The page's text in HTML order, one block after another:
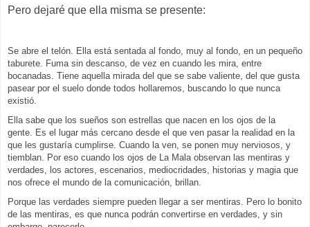
Pero dejaré que ella misma se presente:
Se abre el telón. Ella está sentada al fondo, muy al fondo, en un pequeño
taburete. Fuma sin descanso, de vez en cuando les mira, entre
bocanadas. Tiene aquella mirada del que se sabe valiente, del que gusta
pasear por el suelo donde todos hollaremos, buscando lo que nunca
existió.
Ella sabe que los sueños son estrellas que nacen en los ojos de la
gente. Es el lugar más cercano desde el que ven pasar la realidad en la
que les gustaría cumplirse. Cuando la ven, se ponen muy nerviosos, y
tiemblan. Por eso cuando los ojos de La Mala observan las mentiras y
verdades, los actores, escenarios, mediocridades, historias y magia que
nos ofrece el mundo de la comunicación, brillan.
Porque las verdades siempre pueden llegar a ser mentiras. Pero lo bonito
de las mentiras, es que nunca podrán convertirse en verdades, y sin